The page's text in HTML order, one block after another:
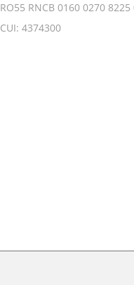
RO55 RNCB 0160 0270 8225
CUI: 4374300